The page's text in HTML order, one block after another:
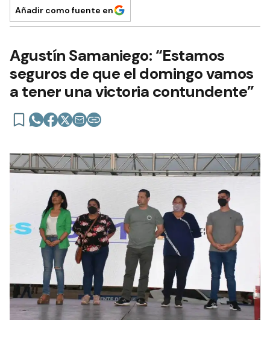
Añadir como fuente en
Agustín Samaniego: “Estamos
seguros de que el domingo vamos
a tener una victoria contundente”